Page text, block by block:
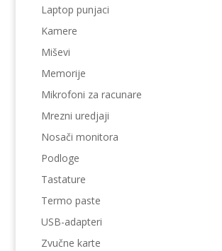
Laptop punjaci
Kamere
Miševi
Memorije
Mikrofoni za racunare
Mrezni uredjaji
Nosači monitora
Podloge
Tastature
Termo paste
USB-adapteri
Zvučne karte